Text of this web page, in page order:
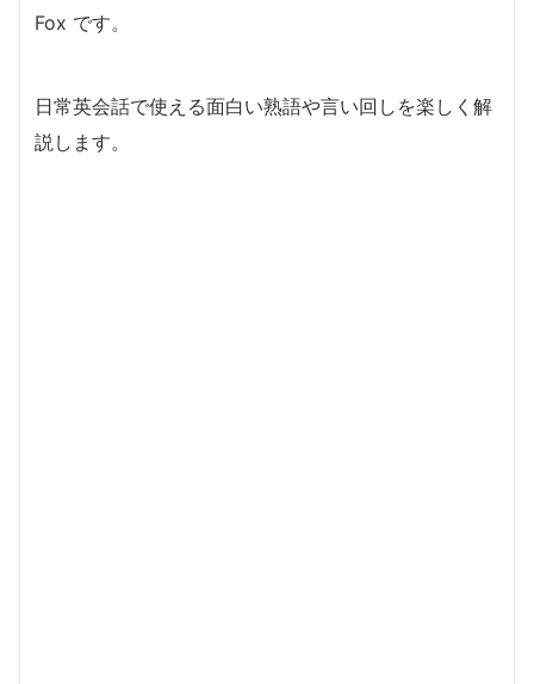
Fox です。
日常英会話で使える面白い熟語や言い回しを楽しく解
説します。